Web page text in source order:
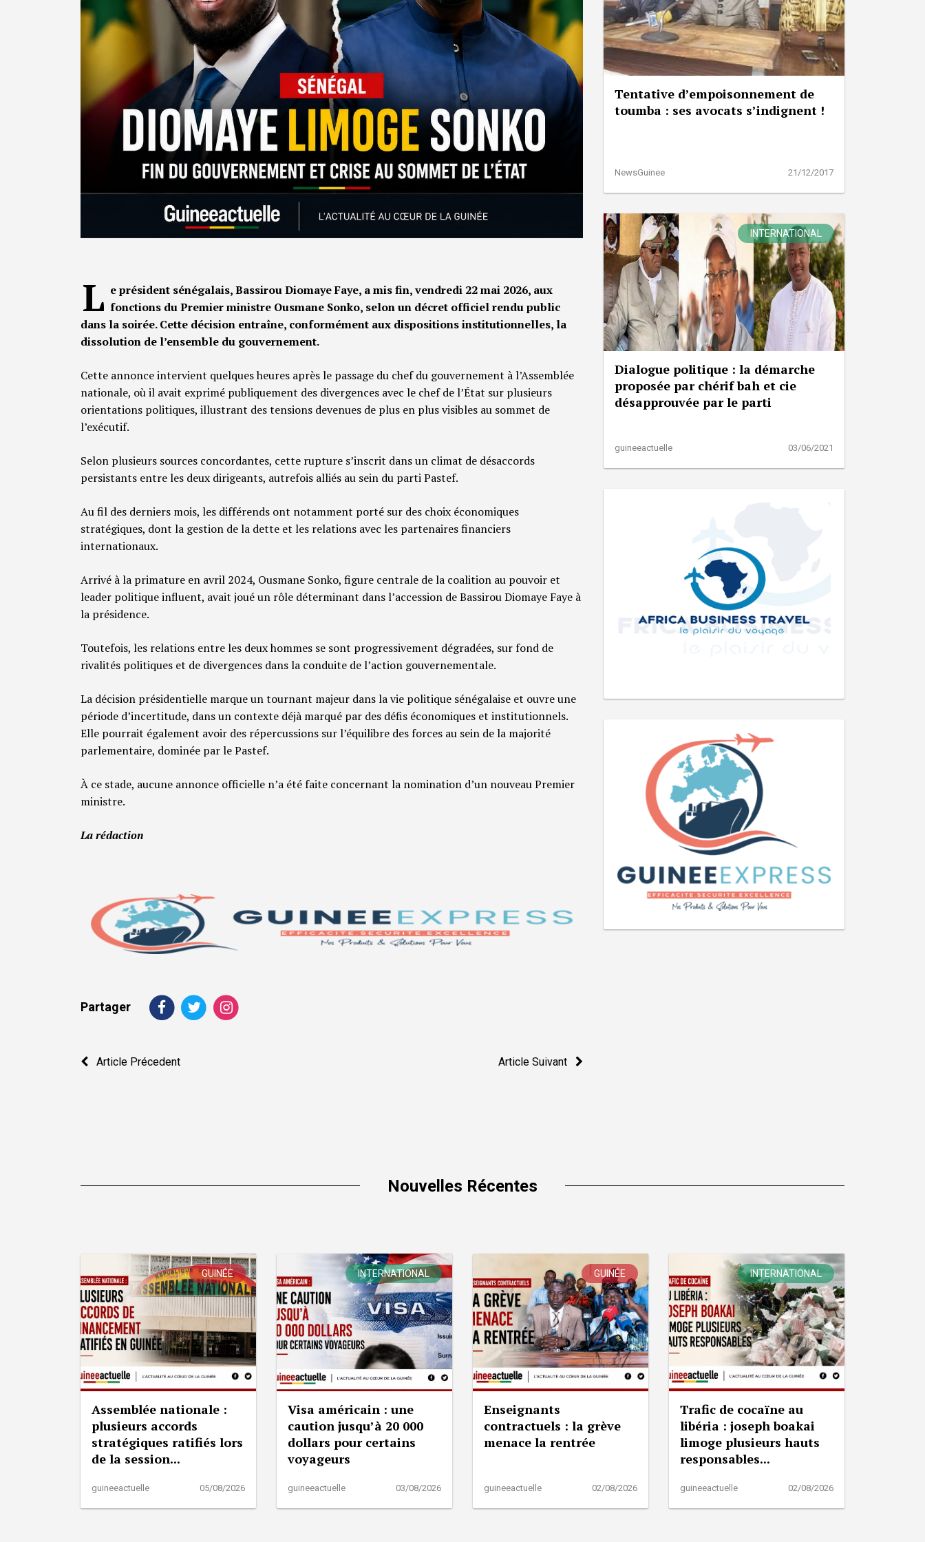
L e président sénégalais, Bassirou Diomaye Faye, a mis fin, vendredi 22 mai 2026, aux
fonctions du Premier ministre Ousmane Sonko, selon un décret officiel rendu public
dans la soirée. Cette décision entraîne, conformément aux dispositions institutionnelles, la
dissolution de l’ensemble du gouvernement.
Cette annonce intervient quelques heures après le passage du chef du gouvernement à l’Assemblée
nationale, où il avait exprimé publiquement des divergences avec le chef de l’État sur plusieurs
orientations politiques, illustrant des tensions devenues de plus en plus visibles au sommet de
l’exécutif.
Selon plusieurs sources concordantes, cette rupture s’inscrit dans un climat de désaccords
persistants entre les deux dirigeants, autrefois alliés au sein du parti Pastef.
Au fil des derniers mois, les différends ont notamment porté sur des choix économiques
stratégiques, dont la gestion de la dette et les relations avec les partenaires financiers
internationaux.
Arrivé à la primature en avril 2024, Ousmane Sonko, figure centrale de la coalition au pouvoir et
leader politique influent, avait joué un rôle déterminant dans l’accession de Bassirou Diomaye Faye à
la présidence.
Toutefois, les relations entre les deux hommes se sont progressivement dégradées, sur fond de
rivalités politiques et de divergences dans la conduite de l’action gouvernementale.
La décision présidentielle marque un tournant majeur dans la vie politique sénégalaise et ouvre une
période d’incertitude, dans un contexte déjà marqué par des défis économiques et institutionnels.
Elle pourrait également avoir des répercussions sur l’équilibre des forces au sein de la majorité
parlementaire, dominée par le Pastef.
À ce stade, aucune annonce officielle n’a été faite concernant la nomination d’un nouveau Premier
ministre.
La rédaction
Partager
Navigation
Article Précedent Article Suivant
Tentative d’empoisonnement de
toumba : ses avocats s’indignent !
NewsGuinee 21/12/2017
INTERNATIONAL
Dialogue politique : la démarche
proposée par chérif bah et cie
désapprouvée par le parti
guineeactuelle 03/06/2021
Nouvelles Récentes
GUINÉE
Assemblée nationale :
plusieurs accords
stratégiques ratifiés lors
de la session...
guineeactuelle 05/08/2026
INTERNATIONAL
Visa américain : une
caution jusqu’à 20 000
dollars pour certains
voyageurs
guineeactuelle 03/08/2026
GUINÉE
Enseignants
contractuels : la grève
menace la rentrée
guineeactuelle 02/08/2026
INTERNATIONAL
Trafic de cocaïne au
libéria : joseph boakai
limoge plusieurs hauts
responsables...
guineeactuelle 02/08/2026